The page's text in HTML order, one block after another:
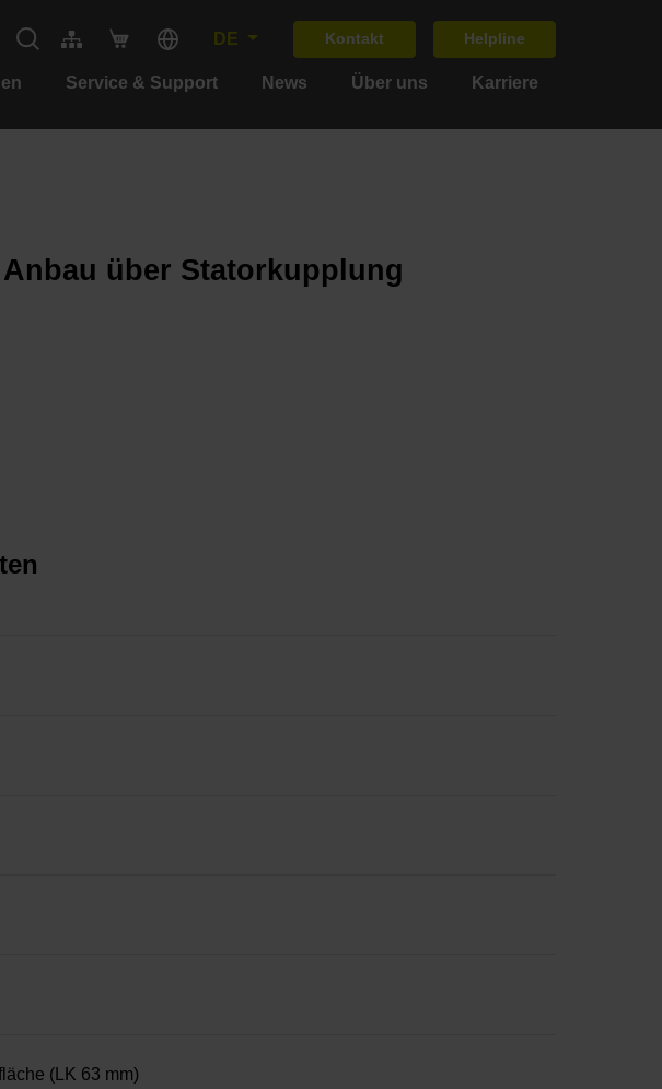
DE Kontakt Helpline
Service & Support News Über uns Karriere
über Statorkupplung
(LK 63 mm)